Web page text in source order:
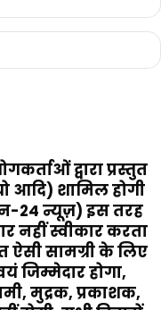
द्वारा प्रस्तुत
आदि) शामिल होगी
24 न्यूज़) इस तरह
नहीं स्वीकार करता
ऐसी सामग्री के लिए
जिम्मेदार होगा,
मुद्रक, प्रकाशक,